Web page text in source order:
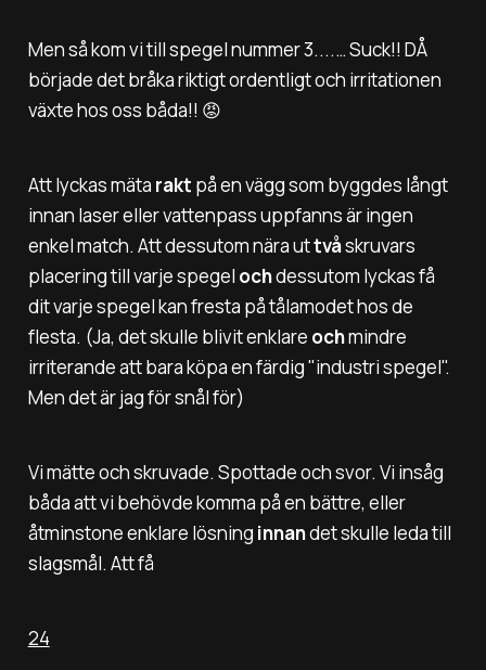
Men så kom vi till spegel nummer 3....… Suck!! DÅ
började det bråka riktigt ordentligt och irritationen
växte hos oss båda!! 😡
Att lyckas mäta rakt på en vägg som byggdes långt
innan laser eller vattenpass uppfanns är ingen
enkel match. Att dessutom nära uttvåskruvars
placering till varje spegel ochdessutom lyckas få
dit varje spegel kan fresta på tålamodet hos de
flesta. (Ja, det skulle blivit enklare ochmindre
irriterande att bara köpa en färdig "industri spegel".
Men det är jag för snål för)
Vi mätte och skruvade. Spottade och svor. Vi insåg
båda att vi behövde komma på en bättre, eller
åtminstone enklare lösning innandet skulle leda till
slagsmål. Att få
24